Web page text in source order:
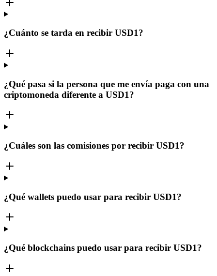
¿Cuánto se tarda en recibir USD1?
¿Qué pasa si la persona que me envía paga con una
criptomoneda diferente a USD1?
¿Cuáles son las comisiones por recibir USD1?
¿Qué wallets puedo usar para recibir USD1?
¿Qué blockchains puedo usar para recibir USD1?